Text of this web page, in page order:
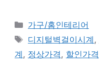
카
테
고
리
가구/홈인테리어
태
그
디지털벽걸이시계 ,
계 , 정상가격 , 할인가격